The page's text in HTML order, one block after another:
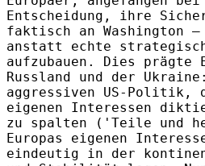
Entscheidung, ihre
faktisch an Washington –
anstatt echte
aufzubauen. Dies prägte
Russland und der
aggressiven US-Politik,
eigenen Interessen
zu spalten ('Teile und
Europas eigenen
eindeutig in der